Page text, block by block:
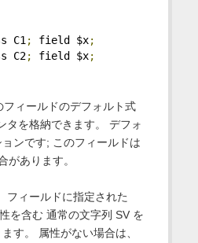
; field $x;
; field $x;
ィールドのデフォルト式
タを格納できます。 デフォ
ンです; このフィールドは
があります。
フィールドに指定された
を含む 通常の文字列 SV を
す。 属性がない場合は、